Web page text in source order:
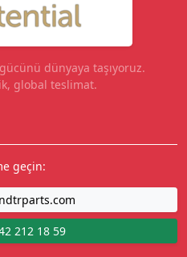
dünyaya taşıyoruz.
global teslimat.
geçin:
212 18 59